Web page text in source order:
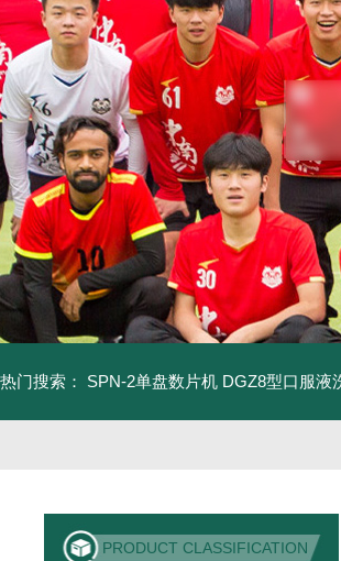
热门搜索： SPN-2单盘数片机 DGZ8型口服液
PRODUCT CLASSIFICATION